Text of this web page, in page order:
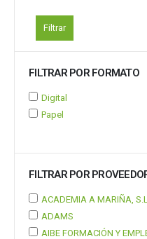
Filtrar
FILTRAR POR FORMATO
Digital
Papel
FILTRAR POR
ACADEMIA A MARIÑA, S.L.
ADAMS
AIBE FORMACIÓN Y